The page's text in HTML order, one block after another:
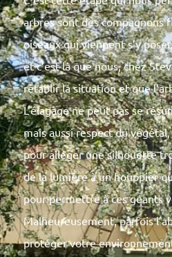
arbres sont des compagnons
oiseaux qui viennent s’y
et c’est là que nous, chez
rétablir la situation et que
L’élagage ne peut pas se
mais aussi respect du
pour alléger une silhouette
de la lumière à un houppier
pour permettre à ces géants
Malheureusement, parfois
protéger votre